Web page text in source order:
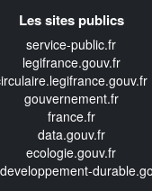
Les sites publics
service-public.fr
legifrance.gouv.fr
gouvernement.fr
france.fr
data.gouv.fr
ecologie.gouv.fr